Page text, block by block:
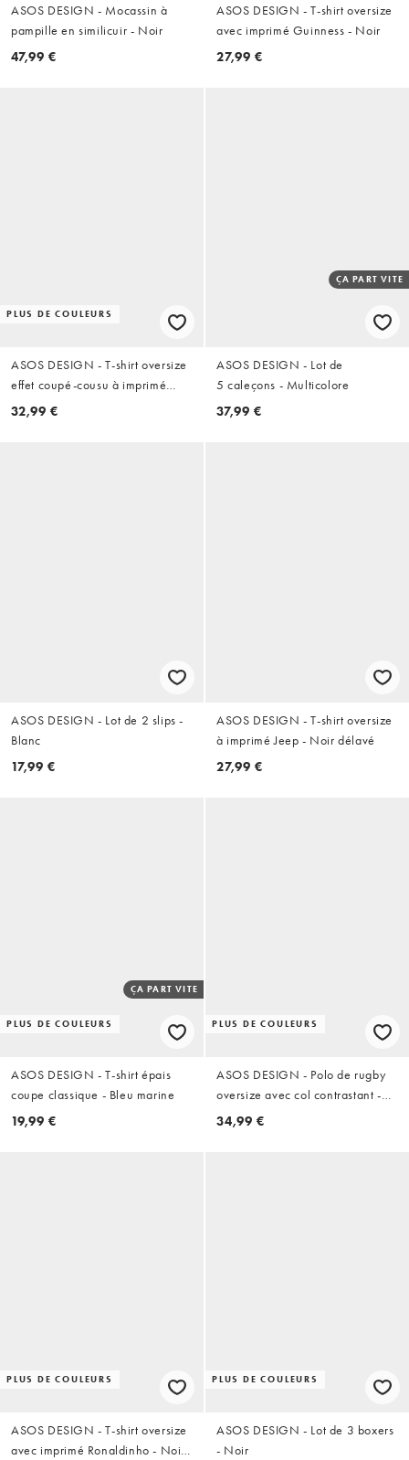
ASOS DESIGN - Mocassin à
pampille en similicuir - Noir
47,99 €
ASOS DESIGN - T-shirt oversize
avec imprimé Guinness - Noir
27,99 €
PLUS DE COULEURS
ASOS DESIGN - T-shirt oversize
effet coupé-cousu à imprimé
Coca Cola - Bleu marine
32,99 €
ÇA PART VITE
ASOS DESIGN - Lot de
5 caleçons - Multicolore
37,99 €
ASOS DESIGN - Lot de 2 slips -
Blanc
17,99 €
ASOS DESIGN - T-shirt oversize
à imprimé Jeep - Noir délavé
27,99 €
PLUS DE COULEURS
ÇA PART VITE
ASOS DESIGN - T-shirt épais
coupe classique - Bleu marine
19,99 €
PLUS DE COULEURS
ASOS DESIGN - Polo de rugby
oversize avec col contrastant -
Marron
34,99 €
PLUS DE COULEURS
ASOS DESIGN - T-shirt oversize
avec imprimé Ronaldinho - Noir
PLUS DE COULEURS
ASOS DESIGN - Lot de 3 boxers
- Noir